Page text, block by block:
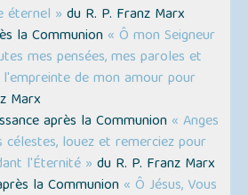
éternel » du R. P. Franz Marx
la Communion « Ô mon Seigneur
mes pensées, mes paroles et
de mon amour pour
Marx
après la Communion « Anges
célestes, louez et remerciez pour
l'Éternité » du R. P. Franz Marx
la Communion « Ô Jésus, Vous